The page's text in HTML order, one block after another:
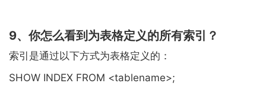
9、你怎么看到为表格定义的所有索引？
索引是通过以下方式为表格定义的：
SHOW INDEX FROM <tablename>;